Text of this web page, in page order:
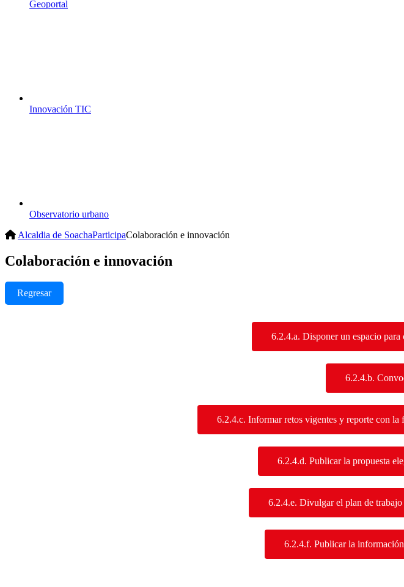
Geoportal
Innovación TIC
Observatorio urbano
Alcaldia de SoachaParticipaColaboración e innovación
Colaboración e innovación
Regresar
6.2.4.a. Disponer un espacio para
6.2.4.b.
6.2.4.c. Informar retos vigentes y reporte con la
6.2.4.d. Publicar la propuesta
6.2.4.e. Divulgar el plan de
6.2.4.f. Publicar la